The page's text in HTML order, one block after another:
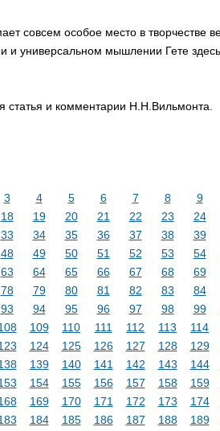
совсем особое место в творчестве
и универсальном мышлении Гете
статья и комментарии Н.Н.Вильмонта.
3 4 5 6 7 8 9
18 19 20 21 22 23 24
33 34 35 36 37 38 39
48 49 50 51 52 53 54
63 64 65 66 67 68 69
78 79 80 81 82 83 84
93 94 95 96 97 98 99
109 110 111 112 113 114
124 125 126 127 128 129
139 140 141 142 143 144
154 155 156 157 158 159
169 170 171 172 173 174
184 185 186 187 188 189